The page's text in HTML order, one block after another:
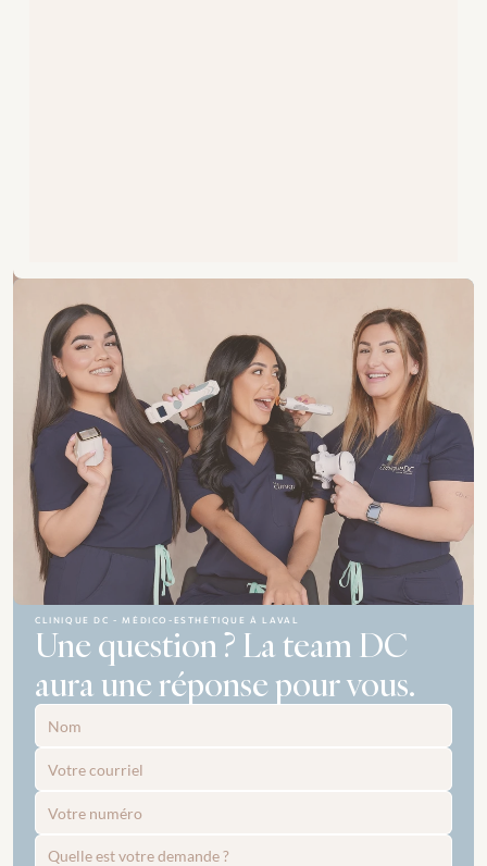
CLINIQUE DC - MÉDICO-ESTHÉTIQUE À LAVAL
Une question ? La team DC
aura une réponse pour vous.